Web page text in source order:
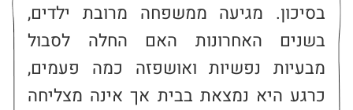
בסיכון. מגיעה ממשפחה מרובת ילדים,
בשנים האחרונות האם החלה לסבול
מבעיות נפשיות ואושפזה כמה פעמים,
כרגע היא נמצאת בבית אך אינה מצליחה